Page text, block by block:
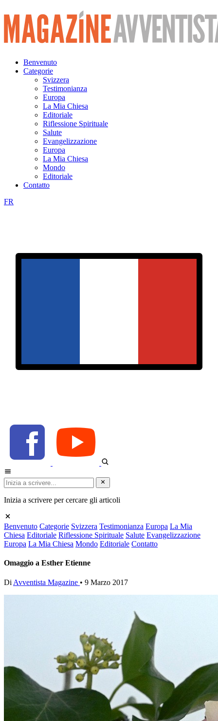
Vai
al
contenuto
Benvenuto
Categorie
Svizzera
Testimonianza
Europa
La Mia Chiesa
Editoriale
Riflessione Spirituale
Salute
Evangelizzazione
Europa
La Mia Chiesa
Mondo
Editoriale
Contatto
FR
Inizia a scrivere per cercare gli articoli
Benvenuto Categorie Svizzera Testimonianza Europa La Mia
Chiesa Editoriale Riflessione Spirituale Salute Evangelizzazione
Europa La Mia Chiesa Mondo Editoriale Contatto
Omaggio a Esther Etienne
Di Avventista Magazine • 9 Marzo 2017